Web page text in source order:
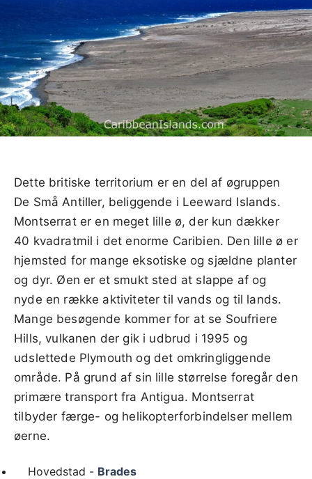
Dette britiske territorium er en del af øgruppen
De Små Antiller, beliggende i Leeward Islands.
Montserrat er en meget lille ø, der kun dækker
40 kvadratmil i det enorme Caribien. Den lille ø er
hjemsted for mange eksotiske og sjældne planter
og dyr. Øen er et smukt sted at slappe af og
nyde en række aktiviteter til vands og til lands.
Mange besøgende kommer for at se Soufriere
Hills, vulkanen der gik i udbrud i 1995 og
udslettede Plymouth og det omkringliggende
område. På grund af sin lille størrelse foregår den
primære transport fra Antigua. Montserrat
tilbyder færge- og helikopterforbindelser mellem
øerne.
Hovedstad - Brades